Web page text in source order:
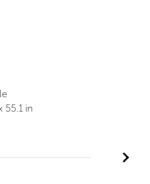
55.1in